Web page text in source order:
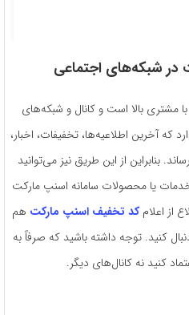
در شبکه‌های اجتماعی
مشتری بالا است و کانال و شبکه‌های
که آخرین اطلاعیه‌ها، تخفیفات، اخبار،
بنابراین از این طریق نیز می‌توانید
یا محصولات سامانه اسنپ مارکت
از اعلامکد تخفیف اسنپ مارکت هم
کنید. توجه داشته باشید که صرفاً به
کنید نه کانال‌های دیگر.